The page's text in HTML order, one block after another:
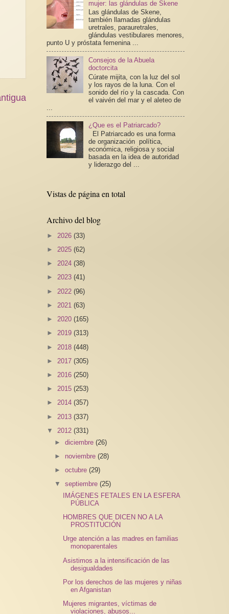
mujer: las glándulas de Skene
Las glándulas de Skene,
también llamadas glándulas
uretrales, parauretrales,
glándulas vestibulares menores,
punto U y próstata femenina ...
Consejos de la Abuela
doctorcita
Cúrate mijita, con la luz del sol
y los rayos de la luna. Con el
sonido del río y la cascada. Con
el vaivén del mar y el aleteo de
¿Que es el Patriarcado?
El Patriarcado es una forma
de organización política,
económica, religiosa y social
basada en la idea de autoridad
y liderazgo del ...
Vistas de página en total
Archivo del blog
► 2026 (33)
► 2025 (62)
► 2024 (38)
► 2023 (41)
► 2022 (96)
► 2021 (63)
► 2020 (165)
► 2019 (313)
► 2018 (448)
► 2017 (305)
► 2016 (250)
► 2015 (253)
► 2014 (357)
► 2013 (337)
▼ 2012 (331)
►diciembre(26)
► noviembre(28)
►octubre(29)
▼septiembre(25)
IMÁGENES FETALES EN LA ESFERA
PÚBLICA
HOMBRES QUE DICEN NO A LA
PROSTITUCIÓN
Urge atención a las madres en familias
monoparentales
Asistimos a la intensificación de las
desigualdades
Por los derechos de las mujeres y niñas
en Afganistan
Mujeres migrantes, víctimas de
violaciones, abusos...